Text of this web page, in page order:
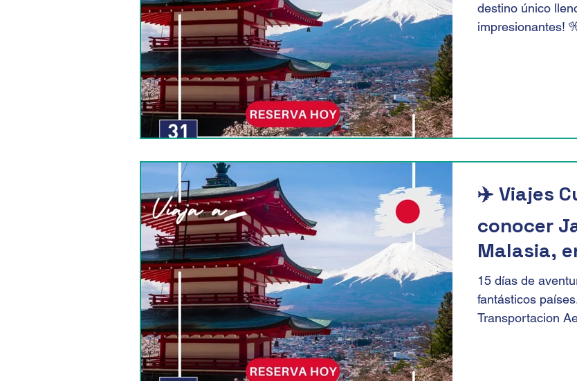
Medio Oriente Turquía Jordania Emiratos Árabes Oceanía
destino único
impresionantes!
✈️ Viajes
conocer
Malasia,
salida
📆.
15 días de
fantásticos
Transportacion